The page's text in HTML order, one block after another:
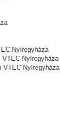
Nyíregyháza
VTEC Nyíregyháza
VTEC Nyíregyháza